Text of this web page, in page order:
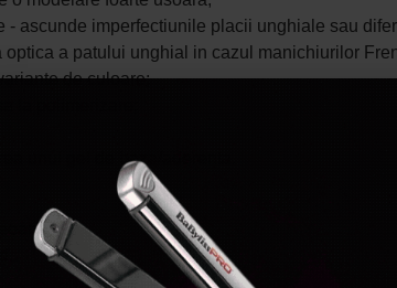
- ascunde imperfectiunile placii unghiale sau
optica a patului unghial in cazul manichiurilor
de culoare;
la polimerizare;
unui gel de baza/aderenta.